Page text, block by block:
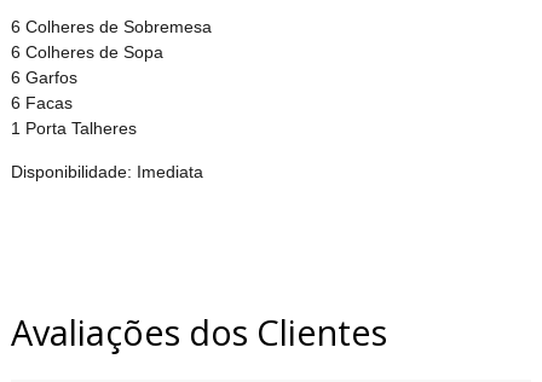
6 Colheres de Sobremesa
6 Colheres de Sopa
6 Garfos
6 Facas
1 Porta Talheres
Disponibilidade: Imediata
Avaliações dos Clientes